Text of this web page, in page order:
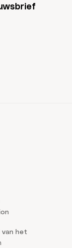
van het